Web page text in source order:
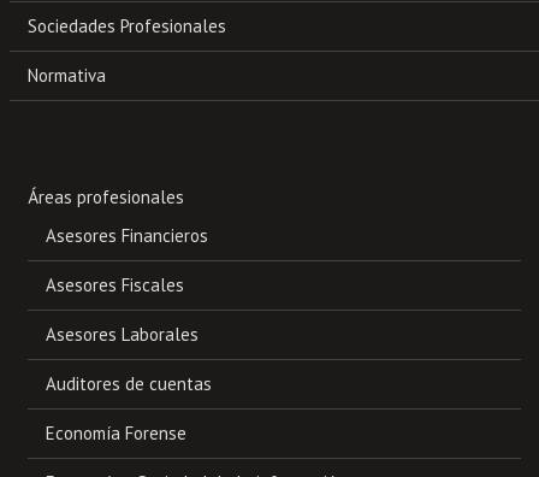
Sociedades Profesionales
Normativa
Áreas profesionales
Asesores Financieros
Asesores Fiscales
Asesores Laborales
Auditores de cuentas
Economía Forense